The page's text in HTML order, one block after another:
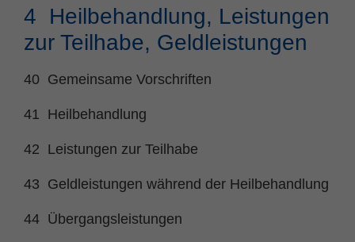
4 Heilbehandlung, Leistungen
zur Teilhabe, Geldleistungen
40 Gemeinsame Vorschriften
41 Heilbehandlung
42 Leistungen zur Teilhabe
43 Geldleistungen während der Heilbehandlung
44 Übergangsleistungen
Anbieter TYPO3
Laufzeit Session
Zweck
Dieses Cookie ist ein Standard-Session-
eines Benutzer-Logins die Session ID
wiedererkannt wird, um ihm Zugang zu
Name PHPSESSID
Statistik und Performance